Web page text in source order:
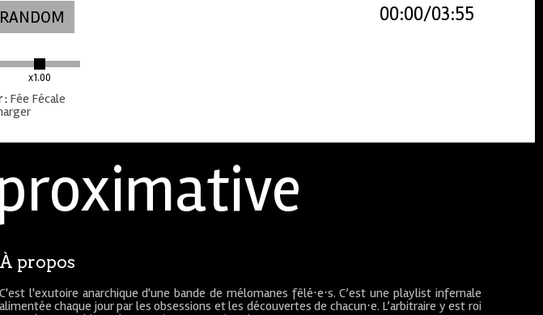
RANDOM
x1.00
03:55
00:00
: Fée Fécale
À propos
C'est l'exutoire anarchique d'une bande de mélomanes fêlé⋅e⋅s. C’est une playlist infernale
alimentée chaque jour par les obsessions et les découvertes de chacun⋅e. L’arbitraire y est roi